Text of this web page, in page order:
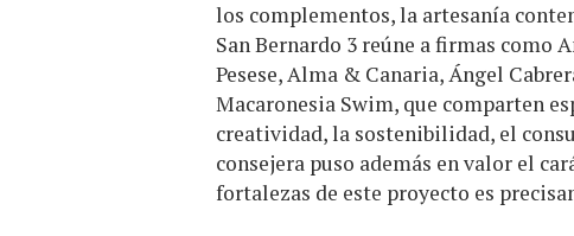
los complementos, la artesanía
San Bernardo 3 reúne a firmas como
Pesese, Alma & Canaria, Ángel
Macaronesia Swim, que comparten
creatividad, la sostenibilidad, el
consejera puso además en valor el
fortalezas de este proyecto es